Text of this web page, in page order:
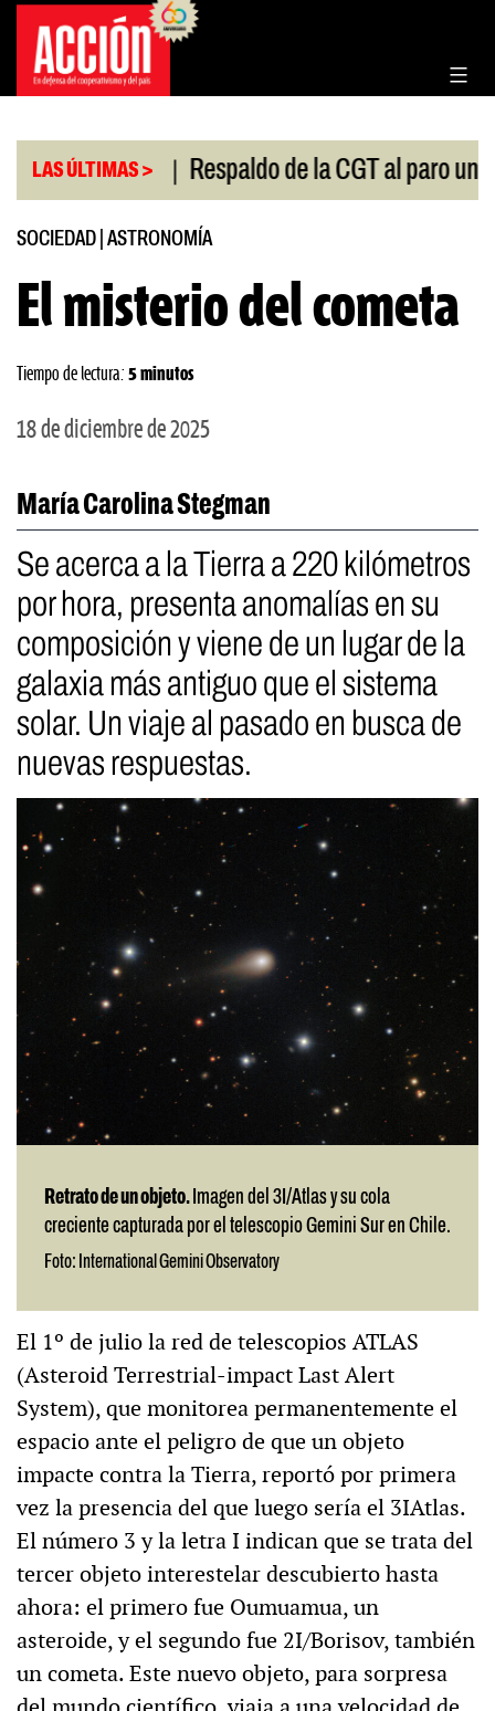
Saltar
contenido
LAS ÚLTIMAS >
| Respaldo de la CGT al paro
SOCIEDAD ASTRONOMÍA
El misterio del cometa
Tiempo de lectura: 5 minutos
18 de diciembre de 2025
María Carolina Stegman
Se acerca a la Tierra a 220 kilómetros
por hora, presenta anomalías en su
composición y viene de un lugar de la
galaxia más antiguo que el sistema
solar. Un viaje al pasado en busca de
nuevas respuestas.
Retrato de un objeto. Imagen del 3I/Atlas y su cola
creciente capturada por el telescopio Gemini Sur en Chile.
Foto: International Gemini Observatory
El 1º de julio la red de telescopios ATLAS
(Asteroid Terrestrial-impact Last Alert
System), que monitorea permanentemente el
espacio ante el peligro de que un objeto
impacte contra la Tierra, reportó por primera
vez la presencia del que luego sería el 3IAtlas.
El número 3 y la letra I indican que se trata del
tercer objeto interestelar descubierto hasta
ahora: el primero fue Oumuamua, un
asteroide, y el segundo fue 2I/Borisov, también
un cometa. Este nuevo objeto, para sorpresa